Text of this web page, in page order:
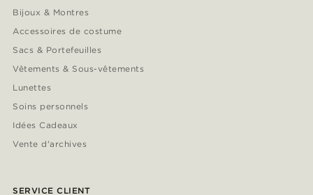
Bijoux & Montres
Accessoires de costume
Sacs & Portefeuilles
Vêtements & Sous-vêtements
Lunettes
Soins personnels
Idées Cadeaux
Vente d'archives
SERVICE CLIENT